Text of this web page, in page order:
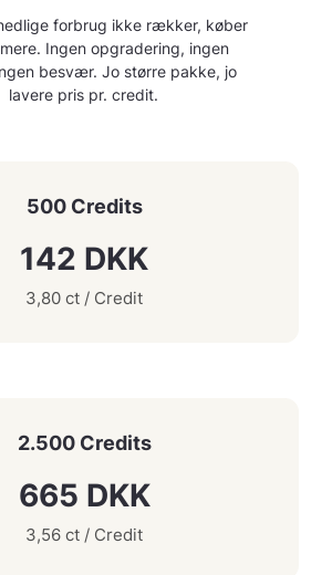
forbrug ikke rækker, køber
Ingen opgradering, ingen
besvær. Jo større pakke, jo
lavere pris pr. credit.
500 Credits
142 DKK
3,80 ct / Credit
2.500 Credits
665 DKK
3,56 ct / Credit